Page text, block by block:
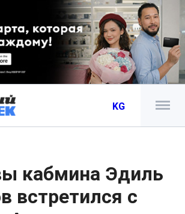
KG
кабмина Эдиль
встретился с